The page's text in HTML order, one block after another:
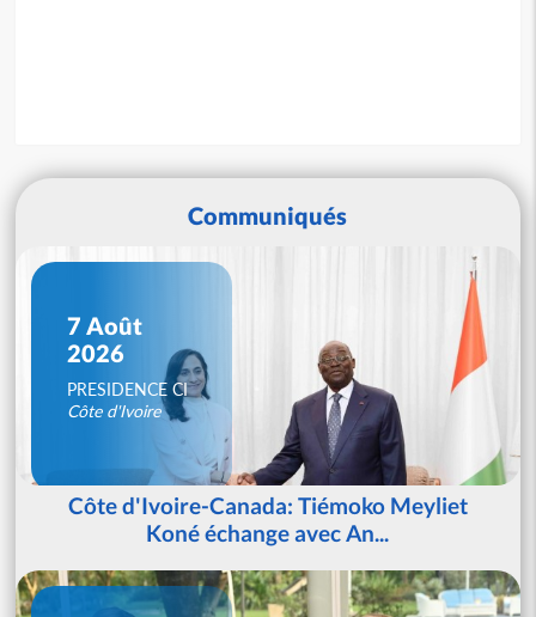
Communiqués
7 Août
2026
PRESIDENCE CI
Côte d'Ivoire
Côte d'Ivoire-Canada: Tiémoko Meyliet
Koné échange avec An...